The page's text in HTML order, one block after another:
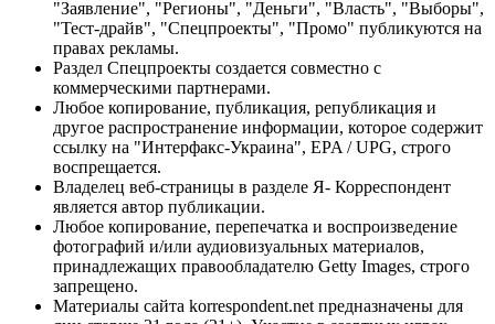
"Заявление", "Регионы", "Деньги", "Власть", "Выборы",
"Тест-драйв", "Спецпроекты", "Промо" публикуются на
правах рекламы.
Раздел Спецпроекты создается совместно с
коммерческими партнерами.
Любое копирование, публикация, републикация и
другое распространение информации, которое содержит
ссылку на "Интерфакс-Украина", EPA / UPG, строго
воспрещается.
Владелец веб-страницы в разделе Я- Корреспондент
является автор публикации.
Любое копирование, перепечатка и воспроизведение
фотографий и/или аудиовизуальных материалов,
принадлежащих правообладателю Getty Images, строго
запрещено.
Материалы сайта korrespondent.net предназначены для